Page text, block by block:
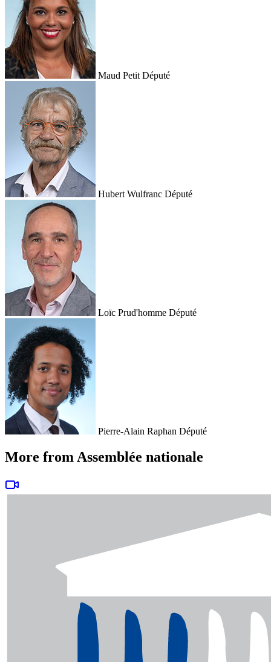
Maud Petit Député
Hubert Wulfranc Député
Loïc Prud'homme Député
Pierre-Alain Raphan Député
More from Assemblée nationale